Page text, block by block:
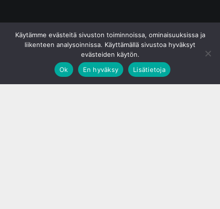
Käytämme evästeitä sivuston toiminnoissa, ominaisuuksissa ja
liikenteen analysoinnissa. Käyttämällä sivustoa hyväksyt
evästeiden käytön.
Ok
En hyväksy Lisätietoja